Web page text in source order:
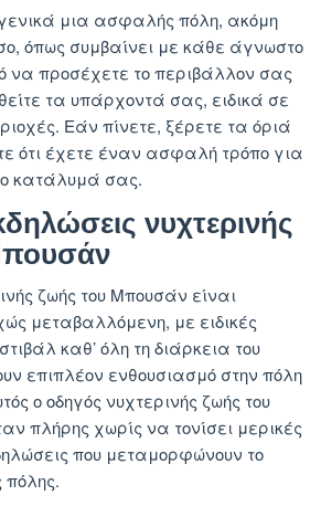
μια ασφαλής πόλη, ακόμη
όπως συμβαίνει με κάθε άγνωστο
να προσέχετε το περιβάλλον σας
τα υπάρχοντά σας, ειδικά σε
Εάν πίνετε, ξέρετε τα όριά
ότι έχετε έναν ασφαλή τρόπο για
κατάλυμά σας.
νυχτερινής
ζωής του Μπουσάν είναι
μεταβαλλόμενη, με ειδικές
καθ’ όλη τη διάρκεια του
επιπλέον ενθουσιασμό στην πόλη
ο οδηγός νυχτερινής ζωής του
πλήρης χωρίς να τονίσει μερικές
που μεταμορφώνουν το
πόλης.